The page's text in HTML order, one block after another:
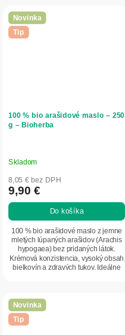
Novinka
Tip
100 % bio arašidové maslo – 250
g – Bioherba
Skladom
8,05 € bez DPH
9,90 €
Do košíka
100 % bio arašidové maslo z jemne
mletých lúpaných arašidov (Arachis
hypogaea) bez pridaných látok.
Krémová konzistencia, vysoký obsah
bielkovín a zdravých tukov. Ideálne
Novinka
Tip